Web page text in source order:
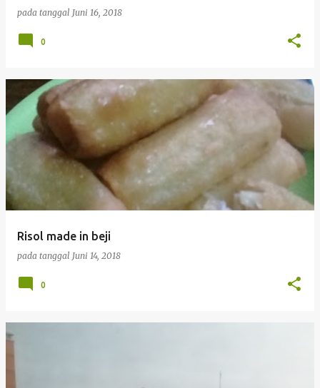
pada tanggal Juni 16, 2018
0
Risol made in beji
pada tanggal Juni 14, 2018
0